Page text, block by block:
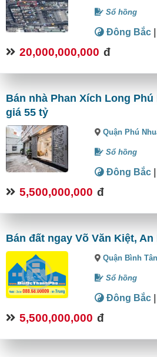
Sổ hồng
Đông Bắc
20,000,000,000 đ
Bán nhà Phan Xích Long Phú
giá 55 tỷ
Quận Phú
Sổ hồng
Đông Bắc
5,500,000,000 đ
Bán đất ngay Võ Văn Kiệt,
Quận Bình
Sổ hồng
Đông Bắc
5,500,000,000 đ